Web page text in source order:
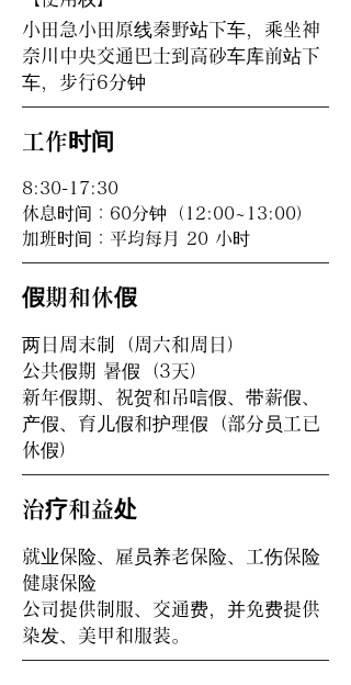
小田急小田原线秦野站下车，乘坐神
奈川中央交通巴士到高砂车库前站下
车，步行6分钟
工作时间
8:30-17:30
休息时间：60分钟（12:00~13:00）
加班时间：平均每月 20 小时
假期和休假
两日周末制（周六和周日）
公共假期 暑假（3天）
新年假期、祝贺和吊唁假、带薪假、
产假、育儿假和护理假（部分员工已
休假）
治疗和益处
就业保险、雇员养老保险、工伤保险
健康保险
公司提供制服、交通费，并免费提供
染发、美甲和服装。